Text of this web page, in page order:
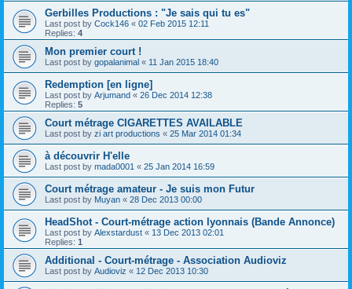
Gerbilles Productions : "Je sais qui tu es"
Last post by Cock146 « 02 Feb 2015 12:11
Replies: 4
Mon premier court !
Last post by gopalanimal « 11 Jan 2015 18:40
Redemption [en ligne]
Last post by Arjumand « 26 Dec 2014 12:38
Replies: 5
Court métrage CIGARETTES AVAILABLE
Last post by zi art productions « 25 Mar 2014 01:34
à découvrir H'elle
Last post by mada0001 « 25 Jan 2014 16:59
Court métrage amateur - Je suis mon Futur
Last post by Muyan « 28 Dec 2013 00:00
HeadShot - Court-métrage action lyonnais (Bande Annonce)
Last post by Alexstardust « 13 Dec 2013 02:01
Replies: 1
Additional - Court-métrage - Association Audioviz
Last post by Audioviz « 12 Dec 2013 10:30